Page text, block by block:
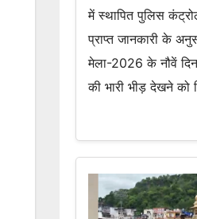
गंगा जल
में स्थापित पुलिस
प्राप्त जानकारी के
मेला-2026 के नौवें
की भारी भीड़ देखने